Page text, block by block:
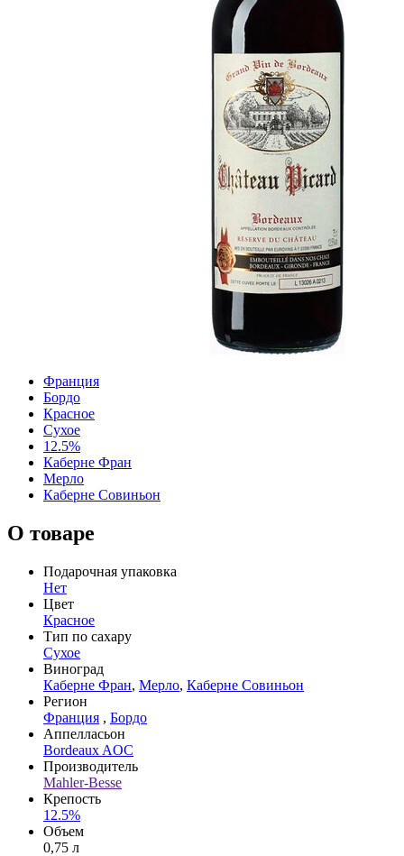
Франция
Бордо
Красное
Сухое
12.5%
Каберне Фран
Мерло
Каберне Совиньон
О товаре
Подарочная упаковка
Нет
Цвет
Красное
Тип по сахару
Сухое
Виноград
Каберне Фран, Мерло, Каберне Совиньон
Регион
Франция , Бордо
Аппелласьон
Bordeaux AOC
Производитель
Mahler-Besse
Крепость
12.5%
Объем
0,75 л